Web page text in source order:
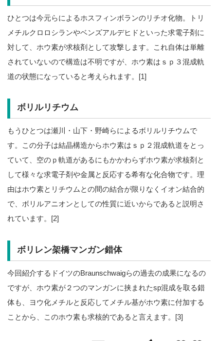
ひとつは今元らによるホスフィンボランのリチオ化物。トリ
メチルクロロシランやベンズアルデヒドといった求電子剤に
対して、ホウ素が求核剤として攻撃します。これ自体は単離
されていないので構造は不明ですが、ホウ素はｓｐ３混成軌
道の状態になっていると考えられます。[1]
ボリルリチウム
もうひとつは瀬川・山下・野崎らによるボリルリチウムで
す。この分子は結晶構造からホウ素はｓｐ２混成軌道をとっ
ていて、空のｐ軌道があるにもかかわらずホウ素が求核剤と
して様々な求電子剤や金属と反応する希有な化合物です。理
由はホウ素とリチウムとの間の結合が限りなくイオン結合的
で、ボリルアニオンとしての性質に近いからであると説明さ
れています。[2]
ボリレン架橋マンガン錯体
今回紹介するドイツのBraunschwaigらの過去の成果になるの
ですが、ホウ素が２つのマンガンに挟まれたsp混成を取る錯
体も、ヨウ化メチルと反応してメチル基がホウ素に付加する
ことから、このホウ素も求核的であると言えます。[3]